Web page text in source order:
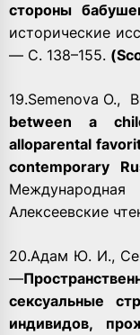
стороны
исторические
— С. 138–155.
19.Semenova O.,
between a
alloparental
contemporary
Алексеевские
20.Адам Ю. И.,
—
сексуальные
индивидов,